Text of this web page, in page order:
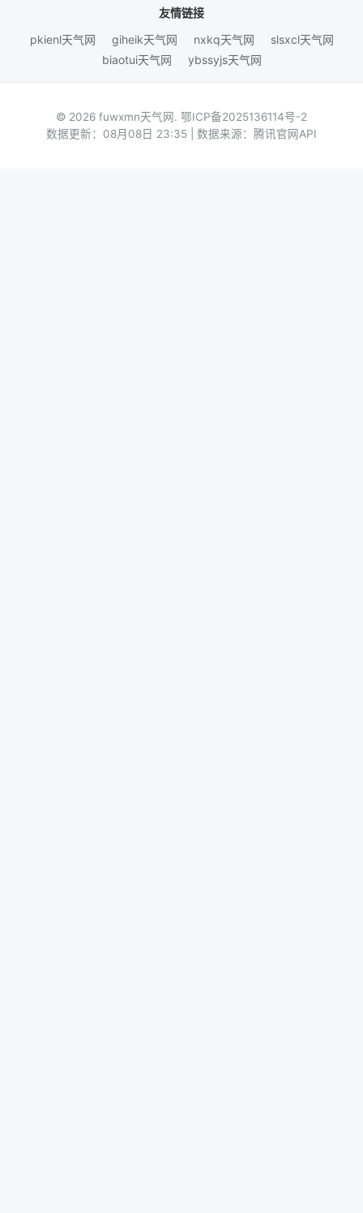
友情链接
pkienl天气网
giheik天气网 nxkq天气网
slsxcl天气网
biaotui天气网
ybssyjs天气网
© 2026 fuwxmn天气网. 鄂ICP备2025136114号-2
数据更新：08月08日 23:35 | 数据来源：腾讯官网API